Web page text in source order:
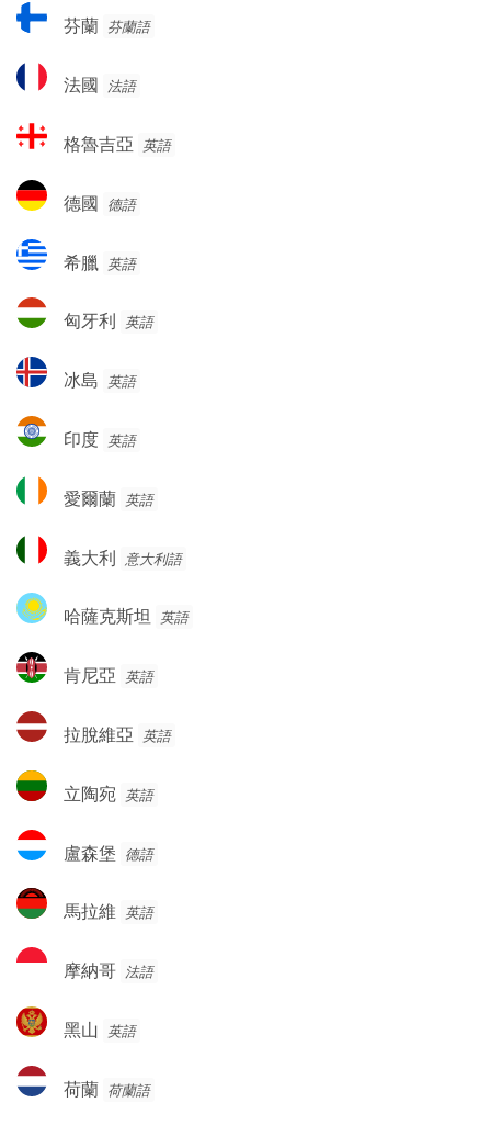
亞
芬
蘭
芬蘭 芬蘭語
法
國
法國 法語
格
魯
亞
格魯吉亞 英語
德
國
德國 德語
希
臘
希臘 英語
匈
牙
匈牙利 英語
冰
島
冰島 英語
印
度
印度 英語
愛
爾
愛爾蘭 英語
義
大
義大利 意大利語
哈
薩
斯
哈薩克斯坦 英語
肯
尼
肯尼亞 英語
拉
脫
亞
拉脫維亞 英語
立
陶
立陶宛 英語
盧
森
盧森堡 德語
馬
拉
馬拉維 英語
摩
納
摩納哥 法語
黑
山
黑山 英語
荷
蘭
荷蘭 荷蘭語